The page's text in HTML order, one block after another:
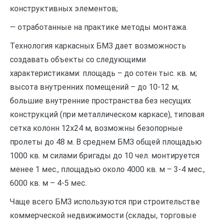
конструктивных элементов;
— отработанные на практике методы монтажа.
Технология каркасных БМЗ дает возможность
создавать объекты со следующими
характеристиками: площадь – до сотен тыс. кв. м;
высота внутренних помещений – до 10-12 м;
большие внутренние пространства без несущих
конструкций (при металлическом каркасе), типовая
сетка колонн 12х24 м, возможны безопорные
пролеты до 48 м. В среднем БМЗ общей площадью
1000 кв. м силами бригады до 10 чел. монтируется
менее 1 мес., площадью около 4000 кв. м – 3-4 мес.,
6000 кв. м – 4-5 мес.
Чаще всего БМЗ используются при строительстве
коммерческой недвижимости (склады, торговые